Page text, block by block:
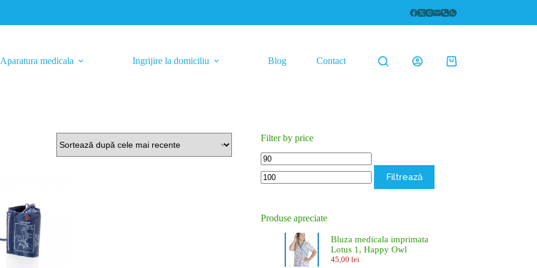
Aparatura medicala Ingrijire la domiciliu Blog Contact
Coș
Filter by price
Preț
minim
maxim
Filtrează
Produse apreciate
Bluza medicala imprimata
Lotus 1, Happy Owl
45,00lei